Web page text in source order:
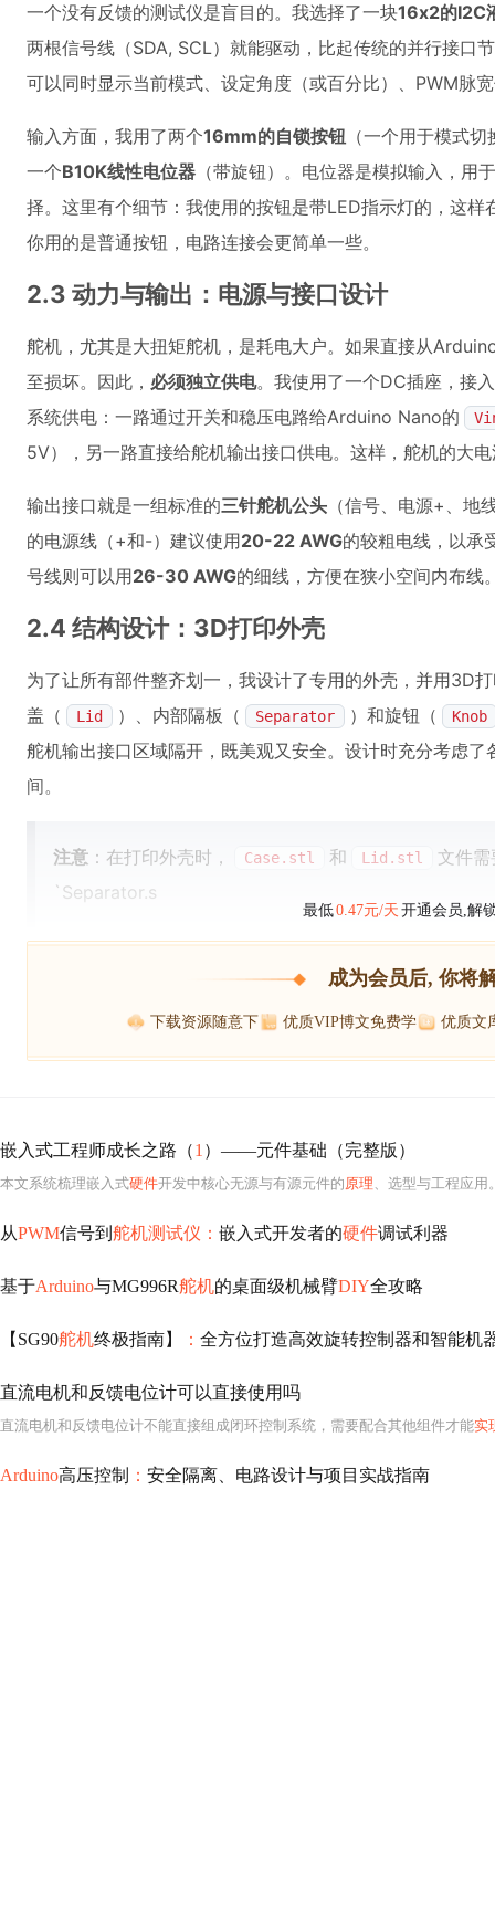
一个没有反馈的测试仪是盲目的。我选择了一块16x2的I2C
两根信号线（SDA, SCL）就能驱动，比起传统的并行接口
可以同时显示当前模式、设定角度（或百分比）、PWM脉
输入方面，我用了两个16mm的自锁按钮 （一个用于模式切
一个B10K线性电位器 （带旋钮）。电位器是模拟输入，用
择。这里有个细节：我使用的按钮是带LED指示灯的，这
你用的是普通按钮，电路连接会更简单一些。
2.3 动力与输出：电源与接口设计
舵机，尤其是大扭矩舵机，是耗电大户。如果直接从
至损坏。因此， 必须独立供电。我使用了一个DC插座，接入
系统供电：一路通过开关和稳压电路给Arduino Nano的
5V），另一路直接给舵机输出接口供电。这样，舵机的大
输出接口就是一组标准的三针舵机公头 （信号、电源+、地
的电源线（+和-）建议使用20-22 AWG的较粗电线，以承
号线则可以用26-30 AWG的细线，方便在狭小空间内布线
2.4 结构设计：3D打印外壳
为了让所有部件整齐划一，我设计了专用的外壳，并用3D
盖（
Lid ）、内部隔板（ Separator ）和旋钮（ Knob
舵机输出接口区域隔开，既美观又安全。设计时充分考虑
间。
注意 ：在打印外壳时， Case.stl 和 Lid.stl
文件需
`Separator.s
最低0.47元/天 开通会员,解
成为会员后, 你将
下载资源随意下 优质VIP博文免费学 优质文
嵌入式工程师成长之路（1 ）——元件基础（完整版）
本文系统梳理嵌入式硬件开发中核心无源与有源元件的原理、选型与工程应用。重点涵盖电阻（上拉/下拉、精密采样、0欧电阻）、电容（降压、去耦、钽电容降额）、电感与磁
从PWM信号到 舵机测试仪： 嵌入式开发者的硬件调试利器
基于Arduino与MG996R舵机的桌面级机械臂DIY全攻略
【SG90舵机终极指南】 ： 全方位打造高效旋转控制器和智能机
直流电机和反馈电位计可以直接使用吗
直流电机和反馈电位计不能直接组成闭环控制系统，需要配合其他组件才能实
Arduino高压控制 ： 安全隔离、电路设计与项目实战指南